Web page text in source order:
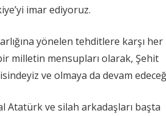
imar ediyoruz.
yönelen tehditlere karşı her
milletin mensupları olarak, Şehit
ve olmaya da devam
Atatürk ve silah arkadaşları başta